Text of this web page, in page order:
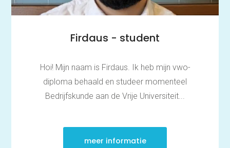
Firdaus - student
Hoi! Mijn naam is Firdaus. Ik heb mijn vwo-
diploma behaald en studeer momenteel
Bedrijfskunde aan de Vrije Universiteit...
meer informatie